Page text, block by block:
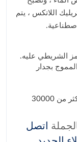
اللاتكس ، يتم
الشريطي عليه.
بجدار
المهلة المقدرة: 1-30000 قطعة 40 يومًا ، أكثر من 30000
اتصل